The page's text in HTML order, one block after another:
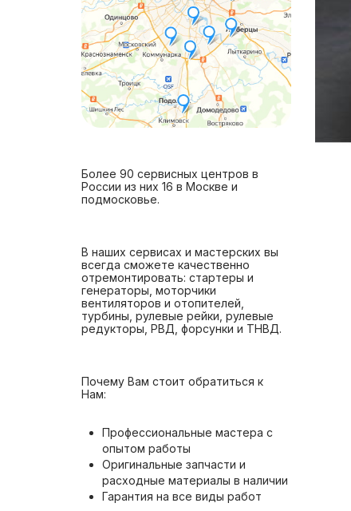
Более 90 сервисных центров в
России из них 16 в Москве и
подмосковье.
В наших сервисах и мастерских вы
всегда сможете качественно
отремонтировать: стартеры и
генераторы, моторчики
вентиляторов и отопителей,
турбины, рулевые рейки, рулевые
редукторы, РВД, форсунки и ТНВД.
Почему Вам стоит обратиться к
Нам:
Профессиональные мастера с
опытом работы
Оригинальные запчасти и
расходные материалы в наличии
Гарантия на все виды работ